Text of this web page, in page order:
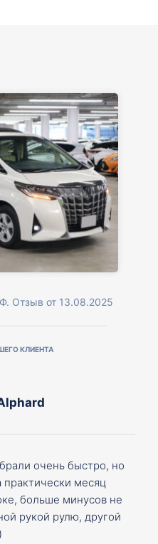
Отзыв от 13.08.2025
КЛИЕНТА
очень быстро, но
месяц
больше минусов не
рукой рулю, другой